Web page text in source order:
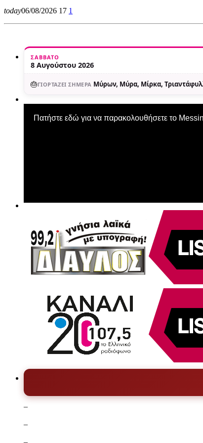
today06/08/2026 17 1
ΣΆΒΒΑΤΟ
8 Αυγούστου 2026
🎂ΓΙΟΡΤΆΖΕΙ ΣΉΜΕΡΑ Μύρων, Μύρα, Μίρκα,
Πατήστε εδώ για να παρακολουθήσετε το
–
–